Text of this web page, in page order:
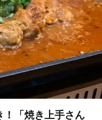
！「焼き上手さん